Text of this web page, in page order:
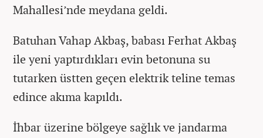
Mahallesi’nde meydana geldi.
Batuhan Vahap Akbaş, babası Ferhat Akbaş
ile yeni yaptırdıkları evin betonuna su
tutarken üstten geçen elektrik teline temas
edince akıma kapıldı.
İhbar üzerine bölgeye sağlık ve jandarma